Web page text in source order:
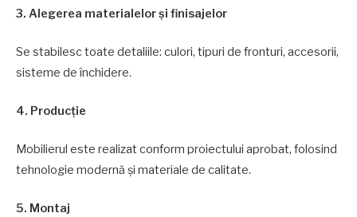
3. Alegerea materialelor și finisajelor
Se stabilesc toate detaliile: culori, tipuri de fronturi, accesorii,
sisteme de închidere.
4. Producție
Mobilierul este realizat conform proiectului aprobat, folosind
tehnologie modernă și materiale de calitate.
5. Montaj